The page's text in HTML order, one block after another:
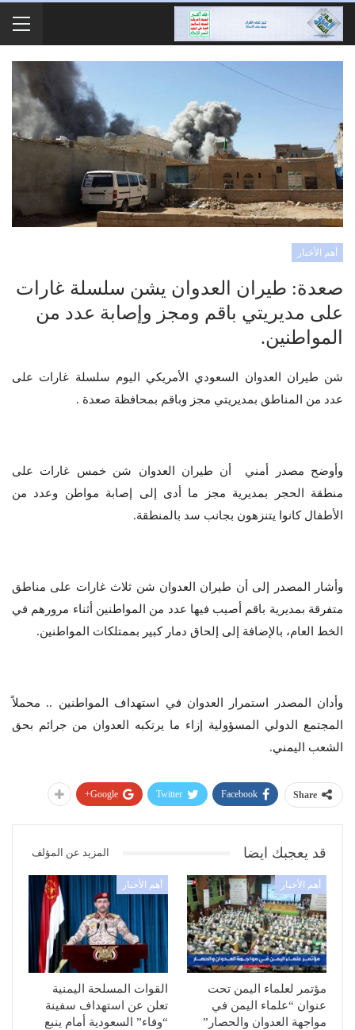
أهم الأخبار
صعدة: طيران العدوان يشن سلسلة غارات
على مديريتي باقم ومجز وإصابة عدد من
المواطنين.
شن طيران العدوان السعودي الأمريكي اليوم سلسلة غارات على
عدد من المناطق بمديريتي مجز وباقم بمحافظة صعدة .
وأوضح مصدر أمني أن طيران العدوان شن خمس غارات على
منطقة الحجر بمديرية مجز ما أدى إلى إصابة مواطن وعدد من
الأطفال كانوا يتنزهون بجانب سد بالمنطقة.
وأشار المصدر إلى أن طيران العدوان شن ثلاث غارات على مناطق
متفرقة بمديرية باقم أصيب فيها عدد من المواطنين أثناء مرورهم في
الخط العام، بالإضافة إلى إلحاق دمار كبير بممتلكات المواطنين.
وأدان المصدر استمرار العدوان في استهداف المواطنين .. محملاً
المجتمع الدولي المسؤولية إزاء ما يرتكبه العدوان من جرائم بحق
الشعب اليمني.
Share
Facebook
Twitter
Google+
قد يعجبك ايضا المزيد عن المؤلف
أهم الأخبار
مؤتمر لعلماء اليمن تحت
عنوان “علماء اليمن في
مواجهة العدوان والحصار”
أهم الأخبار
القوات المسلحة اليمنية
تعلن عن استهداف سفينة
“وفاء” السعودية أمام ينبع